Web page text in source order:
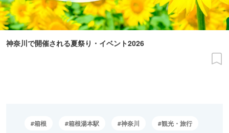
神奈川で開催される夏祭り・イベント2026
箱根 箱根湯本駅 神奈川 観光・旅行